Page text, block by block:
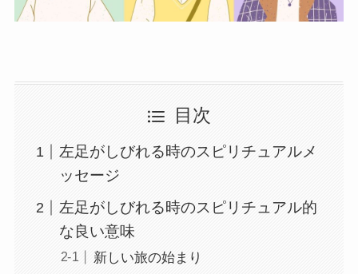
目次
左足がしびれる時のスピリチュアルメ
ッセージ
左足がしびれる時のスピリチュアル的
な良い意味
新しい旅の始まり